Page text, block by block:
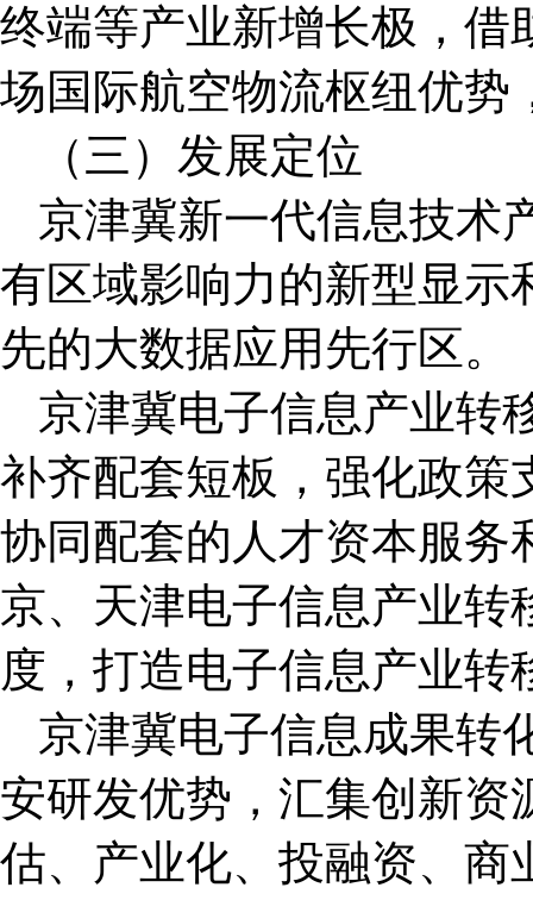
终端等产业新增长极，借
场国际航空物流枢纽优势
（三）发展定位
京津冀新一代信息技术
有区域影响力的新型显示
先的大数据应用先行区。
京津冀电子信息产业转
补齐配套短板，强化政策
协同配套的人才资本服务
京、天津电子信息产业转
度，打造电子信息产业转
京津冀电子信息成果转
安研发优势，汇集创新资
估、产业化、投融资、商